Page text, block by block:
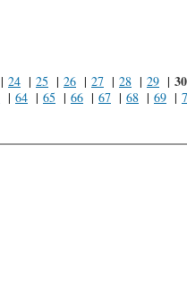
| 24 | 25 | 26 | 27 | 28 | 29 | 30
| 64 | 65 | 66 | 67 | 68 | 69 |